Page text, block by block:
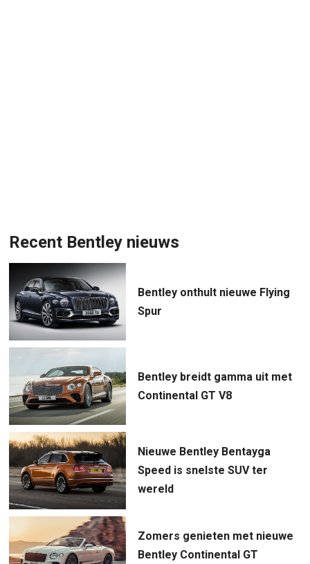
Recent Bentley nieuws
Bentley onthult nieuwe Flying
Spur
Bentley breidt gamma uit met
Continental GT V8
Nieuwe Bentley Bentayga
Speed is snelste SUV ter
wereld
Zomers genieten met nieuwe
Bentley Continental GT